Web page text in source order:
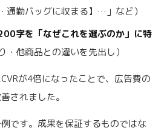
通勤バッグに収まる】…」など）
字を「なぜこれを選ぶのか」に特
・他商品との違いを先出し）
が4倍になったことで、広告費の
されました。
です。成果を保証するものではな